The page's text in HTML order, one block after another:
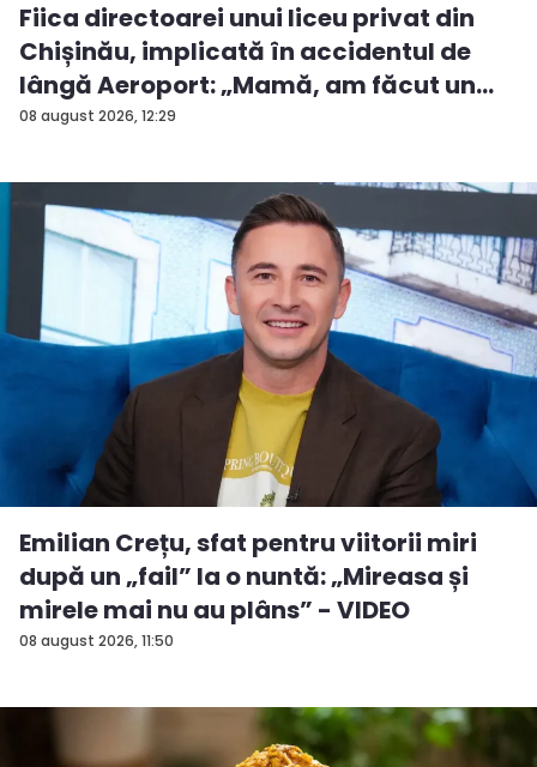
08 august 2026, 12:29
Fiica directoarei unui liceu privat din
Chișinău, implicată în accidentul de
lângă Aeroport: „Mamă, am făcut un
ac...
08 august 2026, 11:50
Emilian Crețu, sfat pentru viitorii miri
după un „fail” la o nuntă: „Mireasa și
mirele mai nu au plâns” - VIDEO